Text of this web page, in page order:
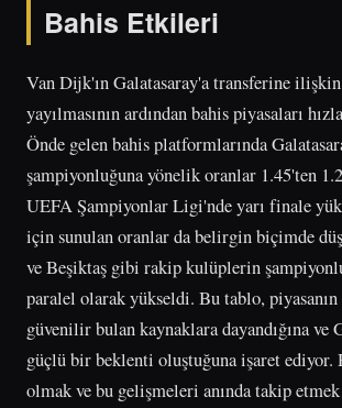
Bahis Etkileri
Van Dijk'ın Galatasaray'a transferine
yayılmasının ardından bahis piyasaları
Önde gelen bahis platformlarında
şampiyonluğuna yönelik oranlar 1.45'ten
UEFA Şampiyonlar Ligi'nde yarı finale
için sunulan oranlar da belirgin biçimde
ve Beşiktaş gibi rakip kulüplerin
paralel olarak yükseldi. Bu tablo,
güvenilir bulan kaynaklara dayandığına ve
güçlü bir beklenti oluştuğuna işaret ediyor.
olmak ve bu gelişmeleri anında takip